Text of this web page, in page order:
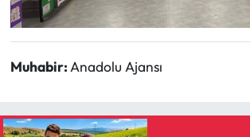
Muhabir:Anadolu Ajansı